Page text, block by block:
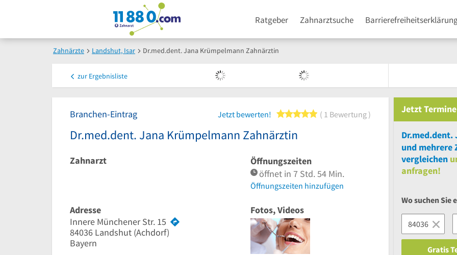
Ratgeber Zahnarztsuche
Zahnärzte Landshut, Isar Dr.med.dent. Jana Krümpelmann Zahnärztin
zur Ergebnisliste
Branchen-Eintrag Jetzt bewerten! 5 von 5 Sternen
1 Bewertung
Dr.med.dent. Jana Krümpelmann Zahnärztin
Zahnarzt
Öffnungszeiten
öffnet in 7 Std. 54 Min.
Öffnungszeiten hinzufügen
Adresse
Innere Münchener Str. 15
84036 Landshut (Achdorf)
Bayern
Fotos, Videos
Jetzt
und mehrere
vergleichen
anfragen!
Wo suchen Sie
Gratis